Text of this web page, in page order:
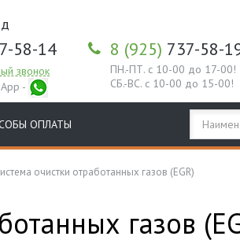
58-14
звонок
-
8 (925) 737-58-
ПН.-ПТ. с 10-00 до 17-00!
СБ.-ВС. с 10-00 до 15-00!
ОПЛАТЫ
очистки отработанных газов (EGR)
газов